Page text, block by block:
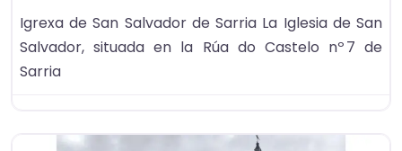
Igrexa de San Salvador de Sarria La Iglesia de San
Salvador, situada en la Rúa do Castelo nº 7 de
Sarria